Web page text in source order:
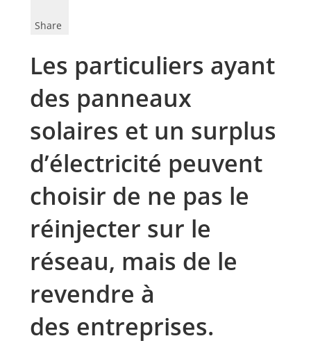
Share
Les particuliers ayant
des panneaux
solaires et un surplus
d’électricité peuvent
choisir de ne pas le
réinjecter sur le
réseau, mais de le
revendre à
des entreprises.